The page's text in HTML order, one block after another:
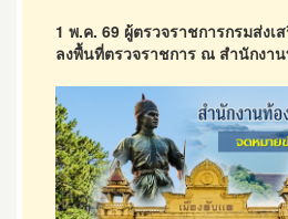
1 พ.ค. 69 ผู้ตรวจราชการกรมส่งเ
ลงพื้นที่ตรวจราชการ ณ สำนักงา